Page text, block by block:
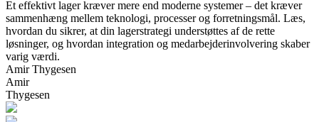
Et effektivt lager kræver mere end moderne systemer – det kræver
sammenhæng mellem teknologi, processer og forretningsmål. Læs,
hvordan du sikrer, at din lagerstrategi understøttes af de rette
løsninger, og hvordan integration og medarbejderinvolvering skaber
varig værdi.
Amir Thygesen
Amir
Thygesen